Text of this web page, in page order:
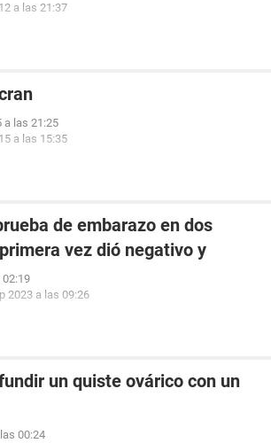
a las 21:37
a las 21:25
a las 15:35
de embarazo en dos
vez dió negativo y
02:19
2023 a las 09:26
un quiste ovárico con un
00:24